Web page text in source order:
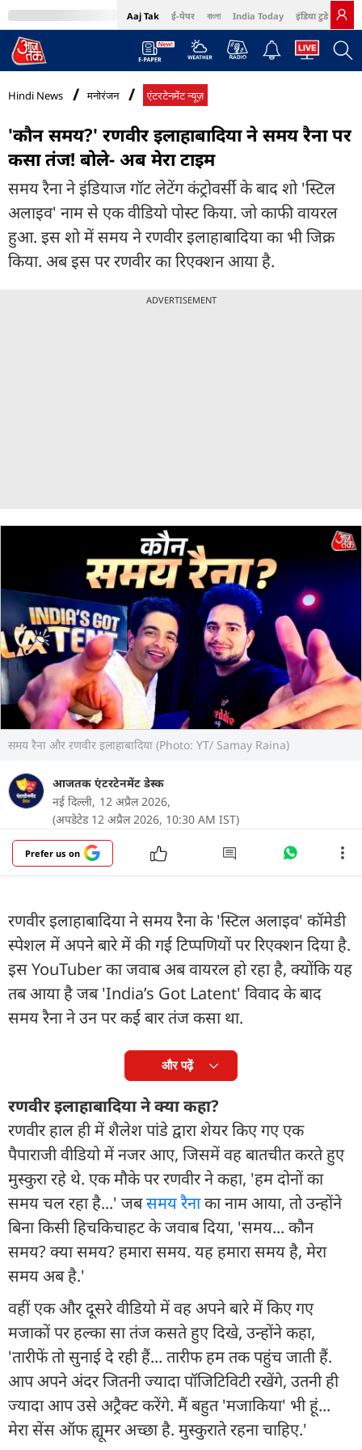
Aaj Tak ई-पेपर বাংলা India Today इंडिया टुडे हिंदी
MumbaiTak Cosmopolitan Harper's Bazaar Northeast
Hindi News मनोरंजन एंटरटेनमेंट न्यूज़
'कौन समय?' रणवीर इलाहाबादिया ने समय रैना पर
कसा तंज! बोले- अब मेरा टाइम
समय रैना ने इंडियाज गॉट लेटेंग कंट्रोवर्सी के बाद शो 'स्टिल
अलाइव' नाम से एक वीडियो पोस्ट किया. जो काफी वायरल
हुआ. इस शो में समय ने रणवीर इलाहाबादिया का भी जिक्र
किया. अब इस पर रणवीर का रिएक्शन आया है.
ADVERTISEMENT
समय रैना और रणवीर इलाहाबादिया (Photo: YT/ Samay Raina)
आजतक एंटरटेनमेंट डेस्क
नई दिल्ली, 12 अप्रैल 2026,
(अपडेटेड 12 अप्रैल 2026, 10:30 AM IST)
Prefer us on
रणवीर इलाहाबादिया ने समय रैना के 'स्टिल अलाइव' कॉमेडी
स्पेशल में अपने बारे में की गई टिप्पणियों पर रिएक्शन दिया है.
इस YouTuber का जवाब अब वायरल हो रहा है, क्योंकि यह
तब आया है जब 'India’s Got Latent' विवाद के बाद
समय रैना ने उन पर कई बार तंज कसा था.
और पढ़ें
रणवीर इलाहाबादिया ने क्या कहा?
रणवीर हाल ही में शैलेश पांडे द्वारा शेयर किए गए एक
पैपाराजी वीडियो में नजर आए, जिसमें वह बातचीत करते हुए
मुस्कुरा रहे थे. एक मौके पर रणवीर ने कहा, 'हम दोनों का
समय चल रहा है...' जबसमय रैनाका नाम आया, तो उन्होंने
बिना किसी हिचकिचाहट के जवाब दिया, 'समय... कौन
समय? क्या समय? हमारा समय. यह हमारा समय है, मेरा
समय अब ​​है.'
वहीं एक और दूसरे वीडियो में वह अपने बारे में किए गए
मजाकों पर हल्का सा तंज कसते हुए दिखे, उन्होंने कहा,
'तारीफें तो सुनाई दे रही हैं... तारीफ हम तक पहुंच जाती हैं.
आप अपने अंदर जितनी ज्यादा पॉजिटिविटी रखेंगे, उतनी ही
ज्यादा आप उसे अट्रैक्ट करेंगे. मैं बहुत 'मजाकिया' भी हूं...
मेरा सेंस ऑफ ह्यूमर अच्छा है. मुस्कुराते रहना चाहिए.'